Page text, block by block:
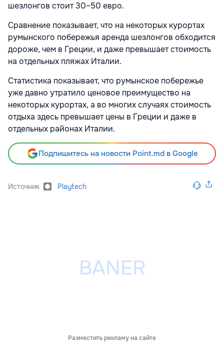
шезлонгов стоит 30–50 евро.
Сравнение показывает, что на некоторых курортах
румынского побережья аренда шезлонгов обходится
дороже, чем в Греции, и даже превышает стоимость
на отдельных пляжах Италии.
Статистика показывает, что румынское побережье
уже давно утратило ценовое преимущество на
некоторых курортах, а во многих случаях стоимость
отдыха здесь превышает цены в Греции и даже в
отдельных районах Италии.
Подпишитесь на новости Point.md в Google
Источник Playtech
Разместить рекламу на сайте